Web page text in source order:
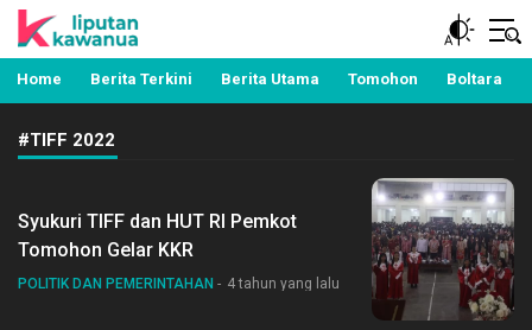
Liputan Kawanua
Berita Manado, Sulawesi Utara, Kawanua, Politik,
Pemerintahan, Hukum Kriminal dan Nasional
Home Berita Terkini Berita Utama Tomohon Boltara
#TIFF 2022
Syukuri TIFF dan HUT RI Pemkot
Tomohon Gelar KKR
POLITIK DAN PEMERINTAHAN 4 tahun yang lalu